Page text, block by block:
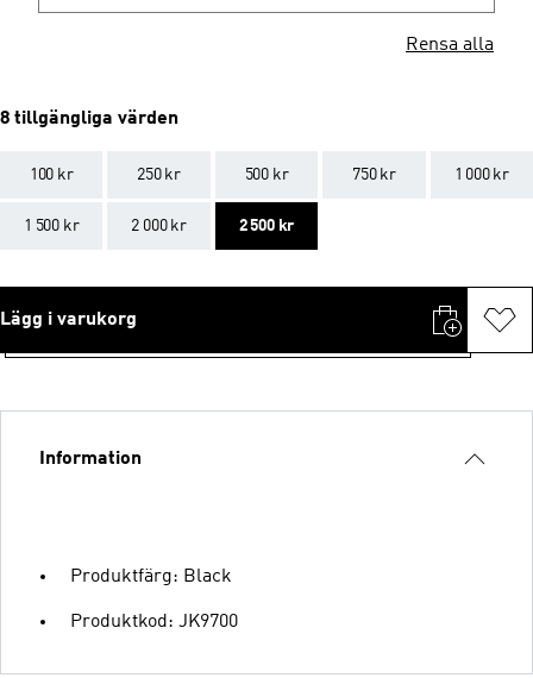
Rensa alla
8 tillgängliga värden
100 kr 250 kr 500 kr 750 kr 1 000 kr
1 500 kr 2 000 kr 2 500 kr
Lägg i varukorg
Information
Produktfärg: Black
Produktkod: JK9700